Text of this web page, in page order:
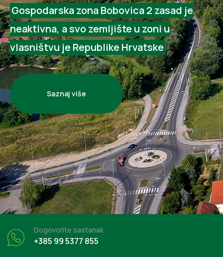
Gospodarska zona Bobovica 2 zasad je
neaktivna, a svo zemljište u zoni u
vlasništvu je Republike Hrvatske
Saznaj više
Dogovorite sastanak
+385 99 5377 855